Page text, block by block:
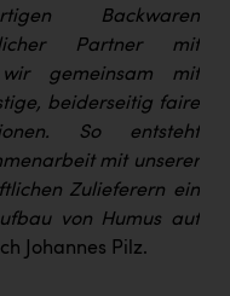
Backwaren
Partner mit
gemeinsam mit
beiderseitig faire
So entsteht
mit unserer
Zulieferern ein
von Humus auf
Johannes Pilz.